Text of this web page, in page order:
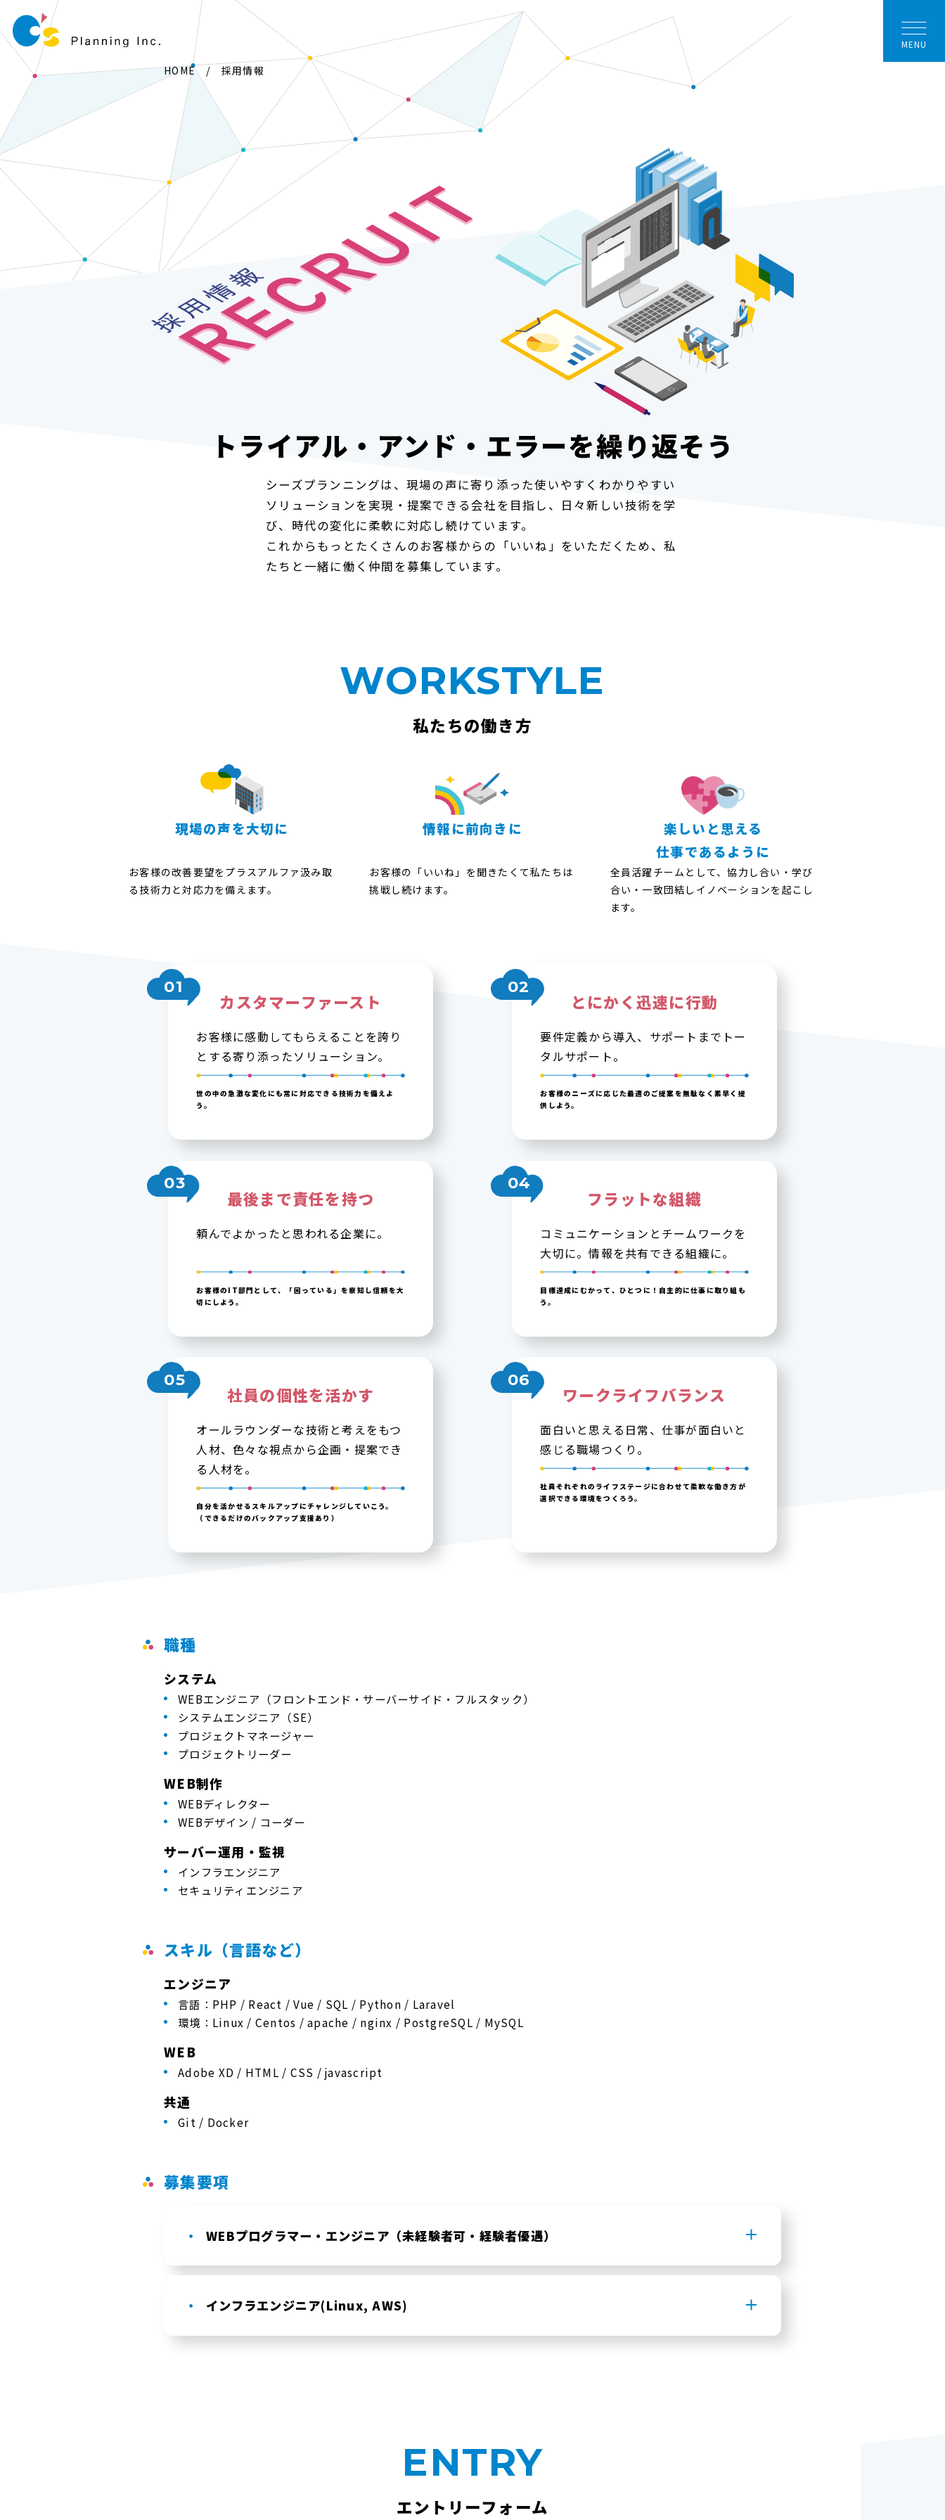
HOME/ 採用情報
トライアル・アンド・エラーを繰り返そう
シーズプランニングは、現場の声に寄り添った使いやすくわかりやすい
ソリューションを実現・提案できる会社を目指し、日々新しい技術を学
び、時代の変化に柔軟に対応し続けています。
これからもっとたくさんのお客様からの「いいね」をいただくため、私
たちと一緒に働く仲間を募集しています。
WORKSTYLE
私たちの働き方
現場の声を大切に
お客様の改善要望をプラスアルファ汲み取
る技術力と対応力を備えます。
情報に前向きに
お客様の「いいね」を聞きたくて私たちは
挑戦し続けます。
楽しいと思える
仕事であるように
全員活躍チームとして、協力し合い・学び
合い・一致団結しイノベーションを起こし
ます。
01
カスタマーファースト
お客様に感動してもらえることを誇り
とする寄り添ったソリューション。
世の中の急激な変化にも常に対応できる技術力を備えよ
う。
02
とにかく迅速に行動
要件定義から導入、サポートまでトー
タルサポート。
お客様のニーズに応じた最適のご提案を無駄なく素早く提
供しよう。
03
最後まで責任を持つ
頼んでよかったと思われる企業に。
お客様のIT部門として、「困っている」を察知し信頼を大
切にしよう。
04
フラットな組織
コミュニケーションとチームワークを
大切に。情報を共有できる組織に。
目標達成にむかって、ひとつに！自主的に仕事に取り組も
う。
05
社員の個性を活かす
オールラウンダーな技術と考えをもつ
人材、色々な視点から企画・提案でき
る人材を。
自分を活かせるスキルアップにチャレンジしていこう。
（できるだけのバックアップ支援あり）
06
ワークライフバランス
面白いと思える日常、仕事が面白いと
感じる職場つくり。
社員それぞれのライフステージに合わせて柔軟な働き方が
選択できる環境をつくろう。
職種
システム
WEBエンジニア（フロントエンド・サーバーサイド・フルスタック）
システムエンジニア（SE）
プロジェクトマネージャー
プロジェクトリーダー
WEB制作
WEBディレクター
WEBデザイン / コーダー
サーバー運用・監視
インフラエンジニア
セキュリティエンジニア
スキル（言語など）
エンジニア
言語：PHP / React / Vue / SQL / Python / Laravel
環境：Linux / Centos / apache / nginx / PostgreSQL / MySQL
WEB
Adobe XD / HTML / CSS / javascript
共通
Git / Docker
募集要項
WEBプログラマー・エンジニア（未経験者可・経験者優遇）
インフラエンジニア(Linux, AWS)
ENTRY
エントリーフォーム